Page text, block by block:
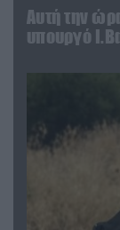
Αυτή την
υπουργό